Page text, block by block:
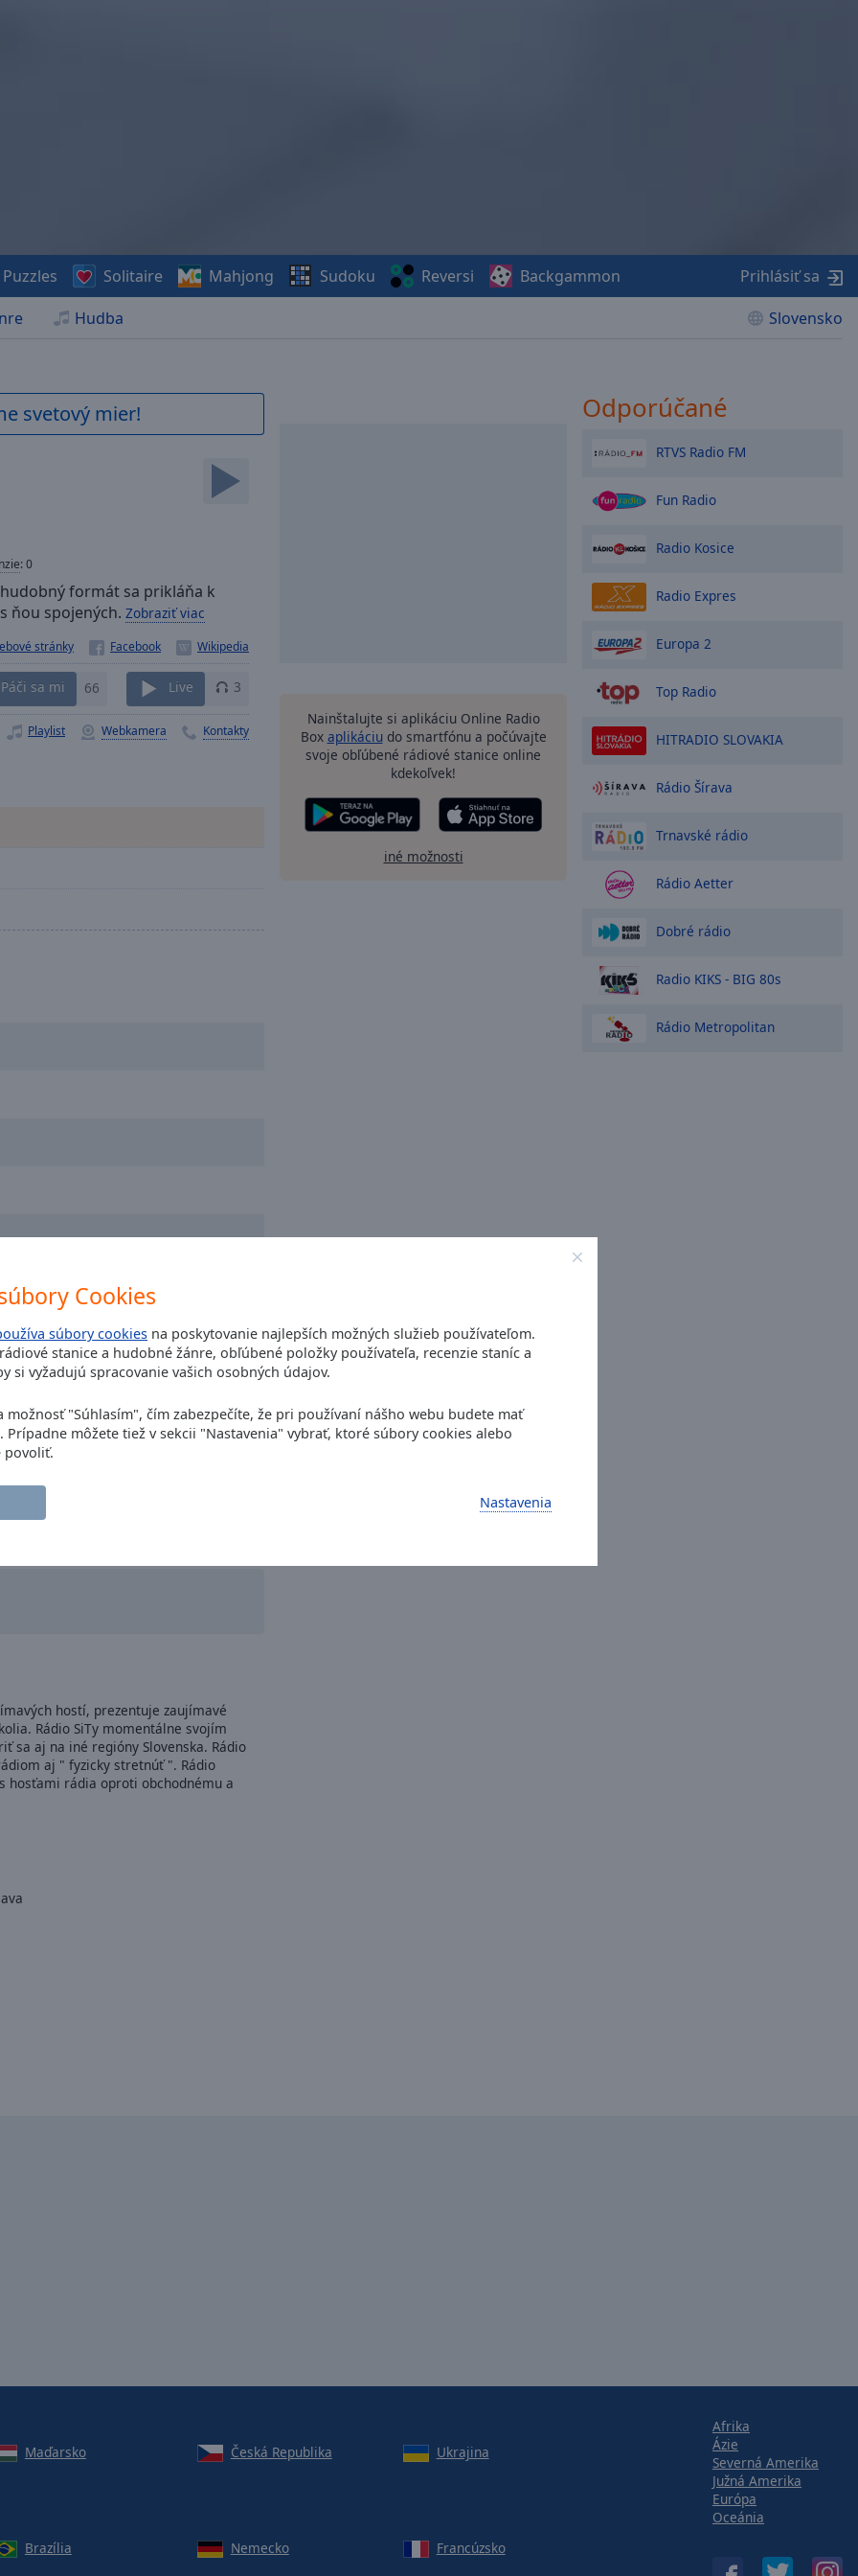
Cookies
súbory cookies na poskytovanie najlepších možných služieb používateľom.
stanice a hudobné žánre, obľúbené položky používateľa, recenzie staníc a
si vyžadujú spracovanie vašich osobných údajov.
možnosť "Súhlasím", čím zabezpečíte, že pri používaní nášho webu budete mať
Prípadne môžete tiež v sekcii "Nastavenia" vybrať, ktoré súbory cookies alebo
povoliť.
Nastavenia
Hudba Slovensko
Puzzles Solitaire Mahjong Sudoku Reversi Backgammon Prihlásiť sa
svetový mier!
:0
formát sa prikláňa k
ňou spojených. Zobraziť viac
stránky
Páči sa mi 66 Live 3
Playlist Webkamera Kontakty
hostí, prezentuje zaujímavé
Rádio SiTy momentálne svojím
sa aj na iné regióny Slovenska. Rádio
aj " fyzicky stretnúť ". Rádio
hosťami rádia oproti obchodnému a
Nainštalujte si aplikáciu Online Radio
Box aplikáciudo smartfónu a počúvajte
svoje obľúbené rádiové stanice online
kdekoľvek!
iné možnosti
Odporúčané
RTVS Radio FM
Fun Radio
Radio Kosice
Radio Expres
Europa 2
Top Radio
HITRADIO SLOVAKIA
Rádio Šírava
Trnavské rádio
Rádio Aetter
Dobré rádio
Radio KIKS - BIG 80s
Rádio Metropolitan
Maďarsko Česká Republika
Ukrajina
Brazília Nemecko Francúzsko
Afrika
Ázie
Severná Amerika
Južná Amerika
Európa
Oceánia